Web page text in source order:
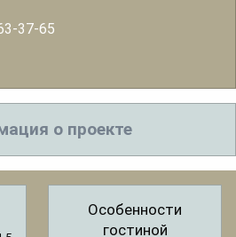
37-65
о проекте
Особенности
гостиной